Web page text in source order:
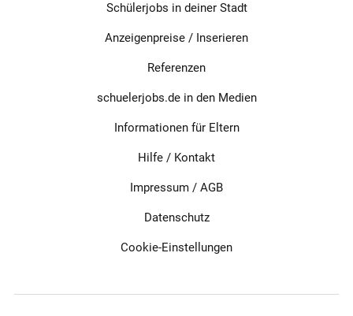
Schülerjobs in deiner Stadt
Anzeigenpreise / Inserieren
Referenzen
schuelerjobs.de in den Medien
Informationen für Eltern
Hilfe / Kontakt
Impressum / AGB
Datenschutz
Cookie-Einstellungen